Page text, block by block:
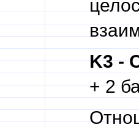
K3 -
+ 2